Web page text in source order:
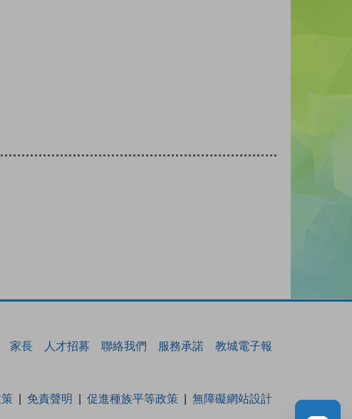
家長 人才招募 聯絡我們 服務承諾 教城電子報
免責聲明 促進種族平等政策 無障礙網站設計